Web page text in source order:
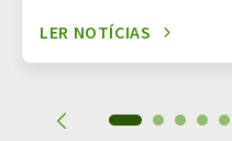
LER NOTÍCIAS